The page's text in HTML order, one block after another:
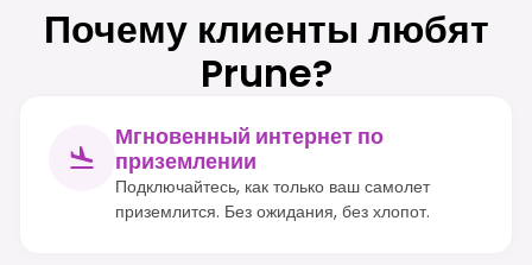
Почему клиенты любят
Prune?
Мгновенный интернет по
приземлении
Подключайтесь, как только ваш самолет
приземлится. Без ожидания, без хлопот.